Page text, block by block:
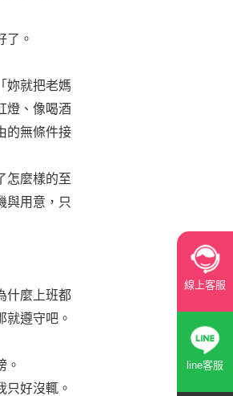
線上客服
line客服
了。
妳就把老媽
燈、像喝酒
的無條件接
怎麼樣的至
與用意，只
什麼上班都
就遵守吧。
。
只好沒輒。